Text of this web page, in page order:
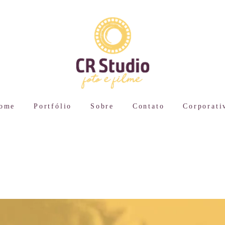
Portfólio Sobre Contato